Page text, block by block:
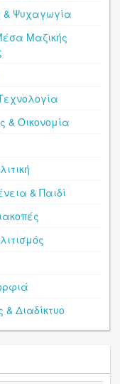
& Ψυχαγωγία
Μαζικής
& Οικονομία
& Παιδί
& Διαδίκτυο